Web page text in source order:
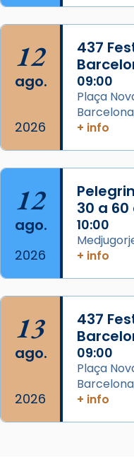
Acompanyant la
partir de l’Edat
que les santes
Semproniana
eterna”) són
frare Joan
que les santes
Mataró en
Foto
View on Facebook ·
12
ago.
2026
437
09:00
Plaça
+ info
12
ago.
2026
30 a
10:00
+ info
13
ago.
2026
437
09:00
Plaça
+ info